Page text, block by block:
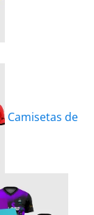
Camisetas de